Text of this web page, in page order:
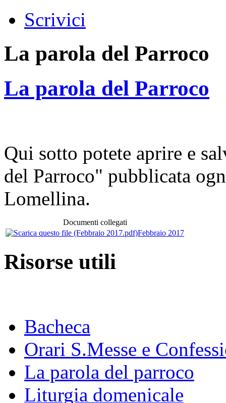
Scrivici
La parola del Parroco
La parola del Parroco
Qui sotto potete aprire e
del Parroco" pubblicata
Lomellina.
Documenti collegati
Febbraio 2017
Risorse utili
Bacheca
Orari S.Messe e
La parola del parroco
Liturgia domenicale